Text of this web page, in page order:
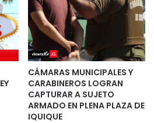
CÁMARAS MUNICIPALES Y
CARABINEROS LOGRAN
CAPTURAR A SUJETO
ARMADO EN PLENA PLAZA DE
IQUIQUE